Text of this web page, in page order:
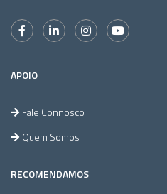
APOIO
Fale Connosco
Quem Somos
RECOMENDAMOS